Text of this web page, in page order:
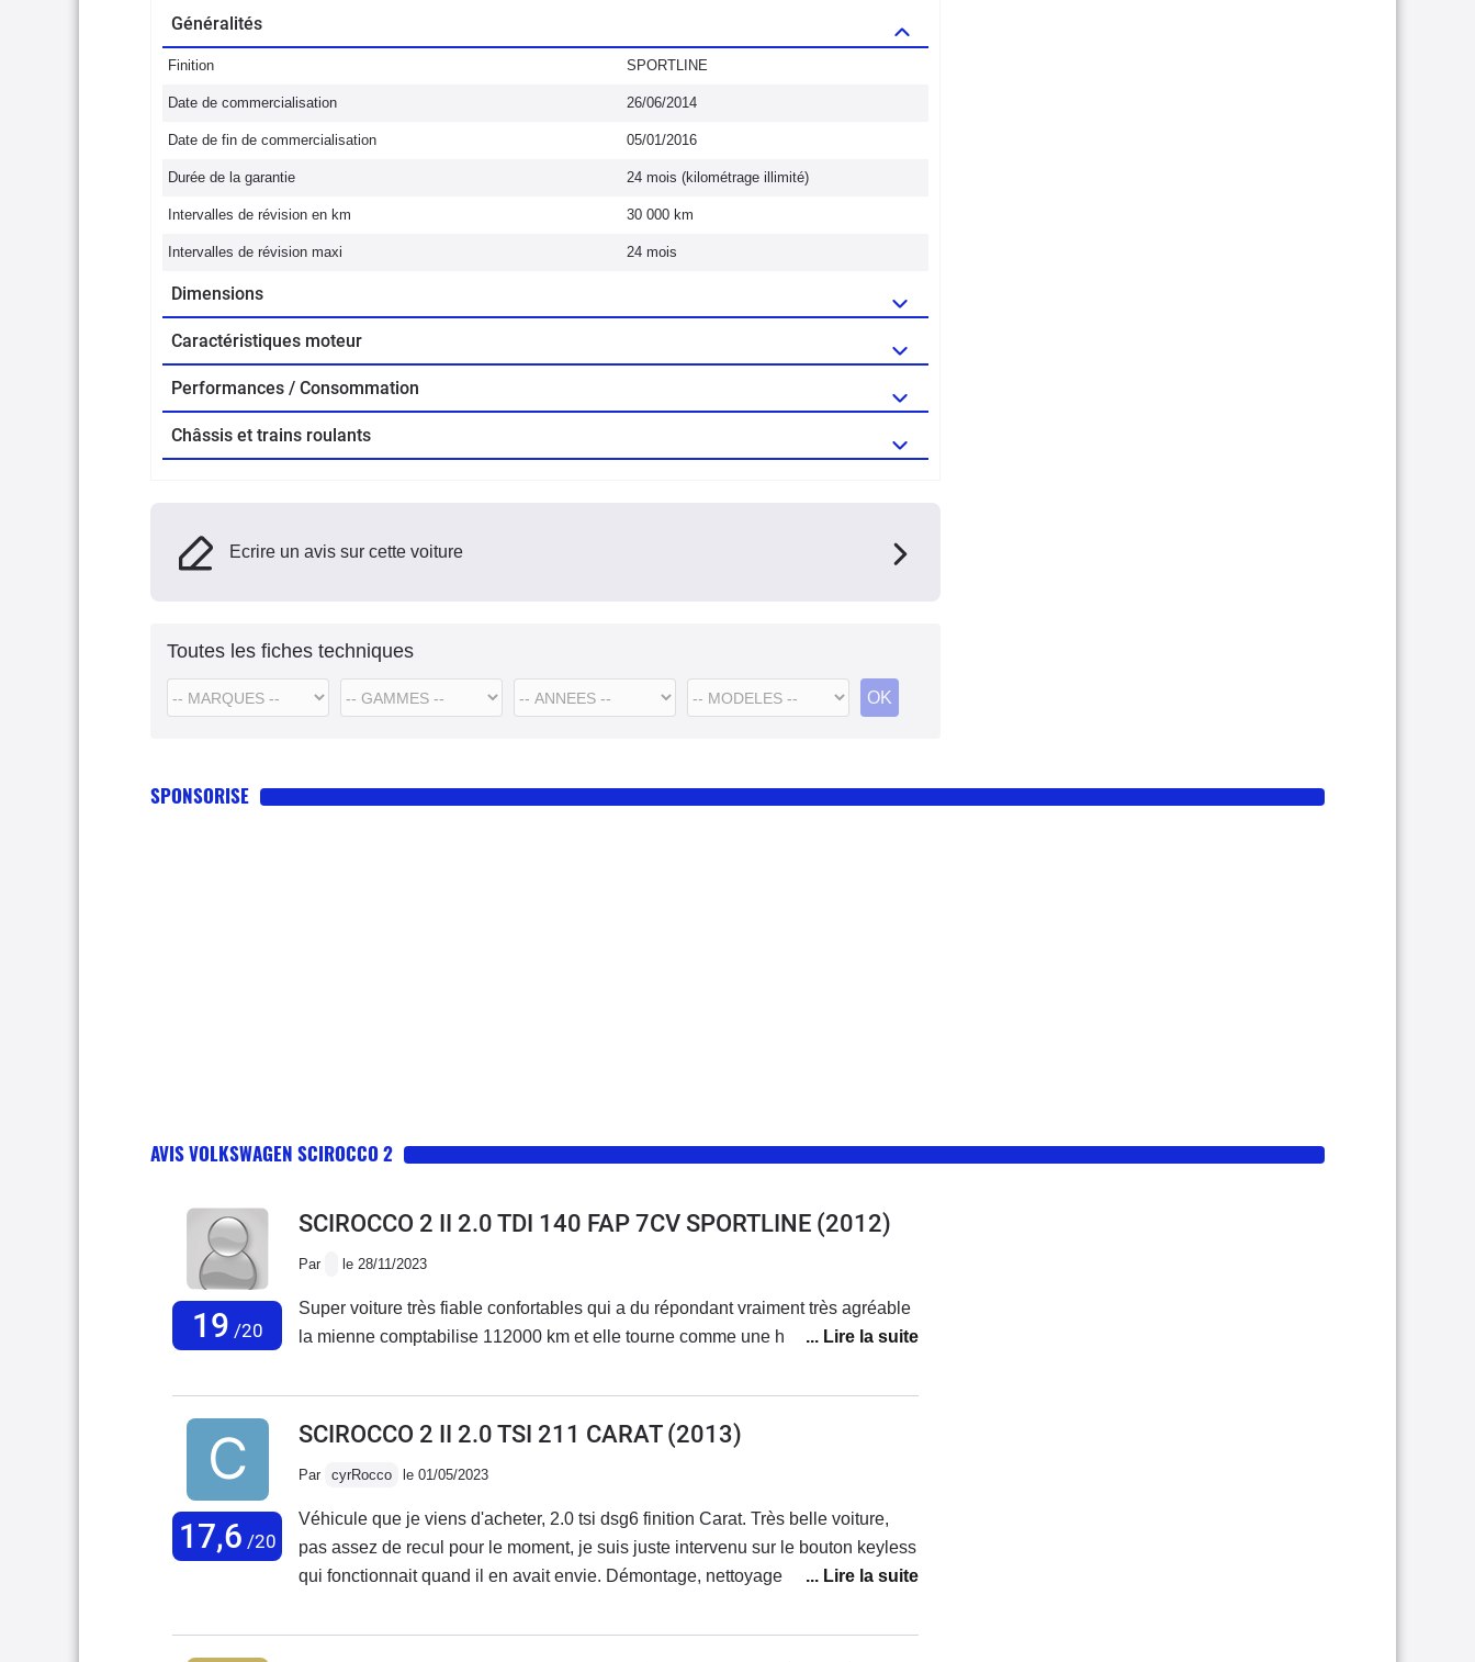
Généralités
Finition SPORTLINE
Date de commercialisation 26/06/2014
Date de fin de commercialisation 05/01/2016
Durée de la garantie 24 mois (kilométrage illimité)
Intervalles de révision en km 30 000 km
Intervalles de révision maxi 24 mois
Dimensions
Caractéristiques moteur
Performances / Consommation
Châssis et trains roulants
Ecrire un avis sur cette voiture
Toutes les fiches techniques
SPONSORISE
AVIS VOLKSWAGEN SCIROCCO 2
19 /20
SCIROCCO 2 II 2.0 TDI 140 FAP 7CV SPORTLINE (2012)
Par le 28/11/2023
Super voiture très fiable confortables qui a du répondant vraiment très agréable
la mienne comptabilise 112000 km et elle tourne comme une horloge
17,6 /20
SCIROCCO 2 II 2.0 TSI 211 CARAT(2013)
Par cyrRocco le 01/05/2023
Véhicule que je viens d'acheter, 2.0 tsi dsg6 finition Carat. Très belle voiture,
pas assez de recul pour le moment, je suis juste intervenu sur le bouton keyless
qui fonctionnait quand il en avait envie. Démontage, nettoyage des contacts et
10k pour préserver au mieux la mécanique sachant que je fais en moyenne